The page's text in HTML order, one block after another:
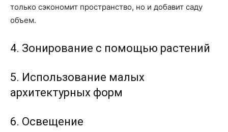
только сэкономит пространство, но и добавит саду
объем.
4. Зонирование с помощью растений
5. Использование малых
архитектурных форм
6. Освещение